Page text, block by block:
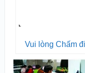
Vui lòng Chấm